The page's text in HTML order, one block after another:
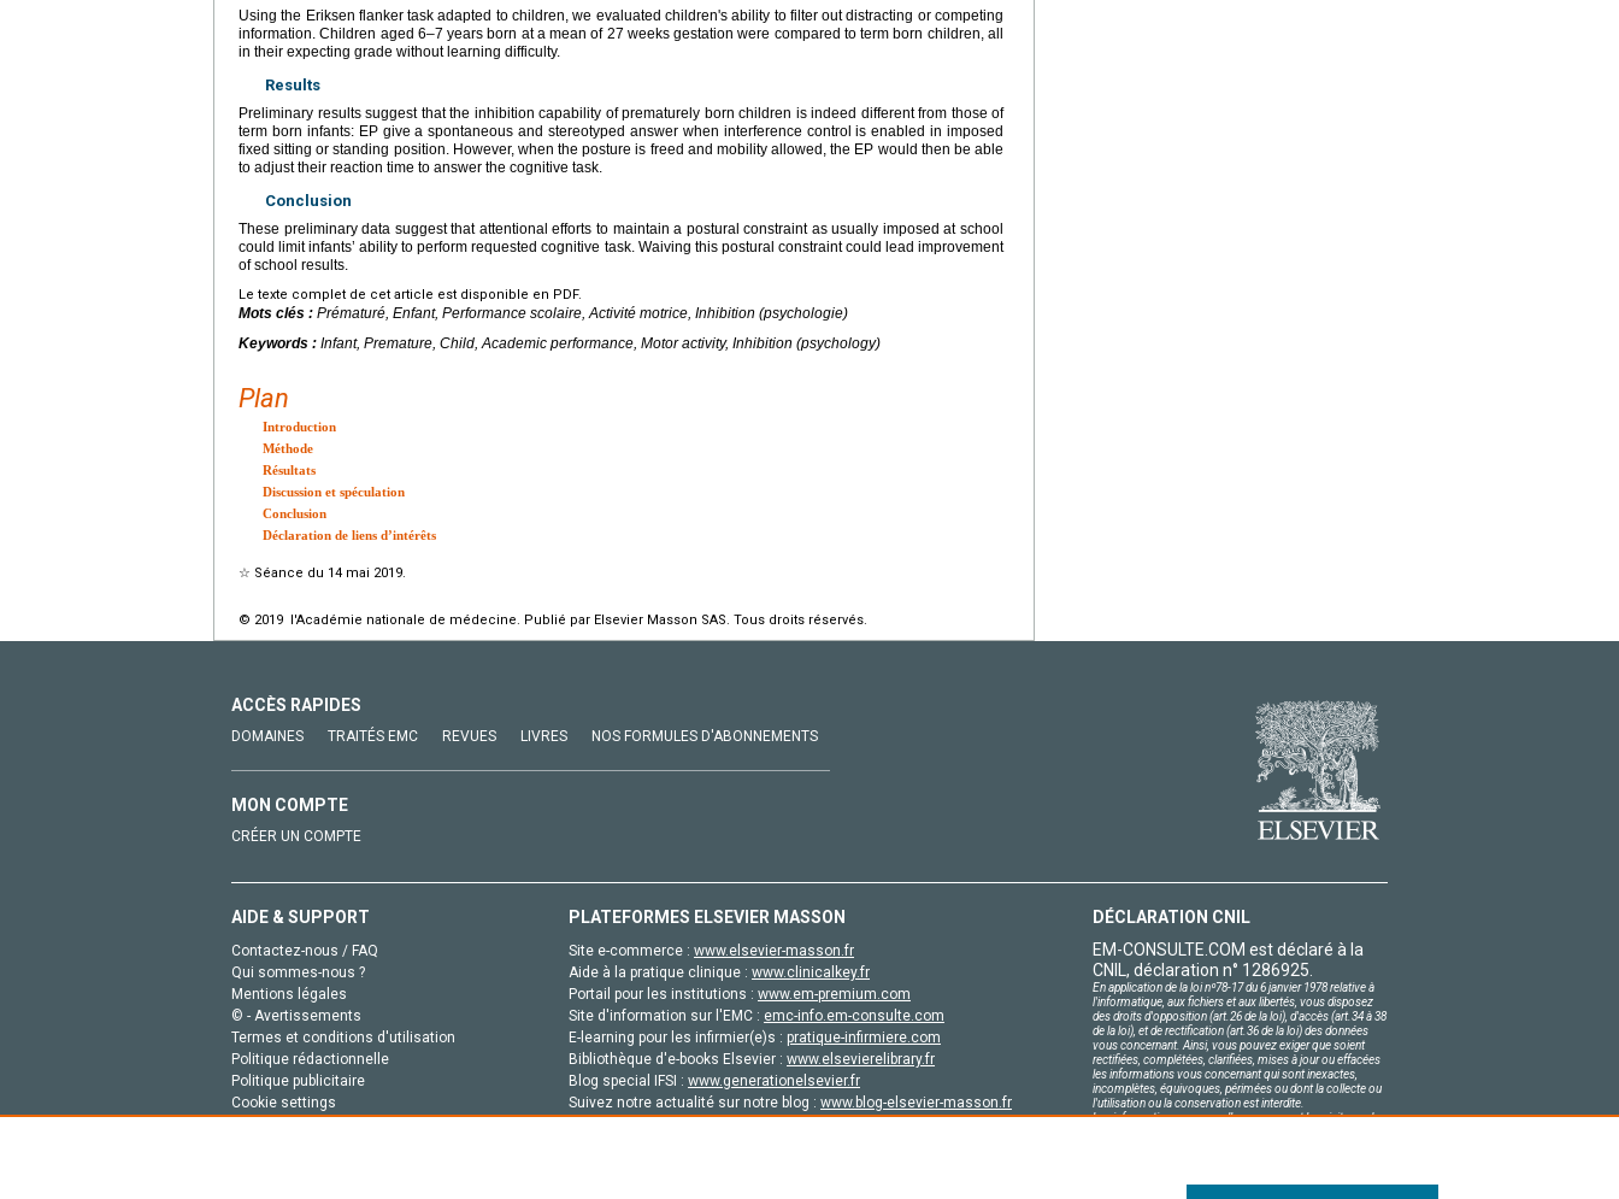
Using the Eriksen flanker task adapted to children, we evaluated children's ability to filter out distracting or competing
information. Children aged 6–7 years born at a mean of 27 weeks gestation were compared to term born children, all
in their expecting grade without learning difficulty.
Results
Preliminary results suggest that the inhibition capability of prematurely born children is indeed different from those of
term born infants: EP give a spontaneous and stereotyped answer when interference control is enabled in imposed
fixed sitting or standing position. However, when the posture is freed and mobility allowed, the EP would then be able
to adjust their reaction time to answer the cognitive task.
Conclusion
These preliminary data suggest that attentional efforts to maintain a postural constraint as usually imposed at school
could limit infants’ ability to perform requested cognitive task. Waiving this postural constraint could lead improvement
of school results.
Le texte complet de cet article est disponible en PDF.
Mots clés : Prématuré, Enfant, Performance scolaire, Activité motrice, Inhibition (psychologie)
Keywords : Infant, Premature, Child, Academic performance, Motor activity, Inhibition (psychology)
Plan
Introduction
Méthode
Résultats
Discussion et spéculation
Conclusion
Déclaration de liens d’intérêts
☆ Séance du 14 mai 2019.
© 2019 l'Académie nationale de médecine. Publié par Elsevier Masson SAS. Tous droits réservés.
ACCÈS RAPIDES
DOMAINES TRAITÉS EMC REVUES LIVRES NOS FORMULES D'ABONNEMENTS
MON COMPTE
CRÉER UN COMPTE
AIDE & SUPPORT
Contactez-nous / FAQ
Qui sommes-nous ?
Mentions légales
© - Avertissements
Termes et conditions d'utilisation
Politique rédactionnelle
Politique publicitaire
Cookie settings
PLATEFORMES ELSEVIER MASSON
Site e-commerce : www.elsevier-masson.fr
Aide à la pratique clinique : www.clinicalkey.fr
Portail pour les institutions : www.em-premium.com
Site d'information sur l'EMC : emc-info.em-consulte.com
E-learning pour les infirmier(e)s : pratique-infirmiere.com
Bibliothèque d'e-books Elsevier : www.elsevierelibrary.fr
Blog special IFSI : www.generationelsevier.fr
Suivez notre actualité sur notre blog : www.blog-elsevier-masson.fr
DÉCLARATION CNIL
EM-CONSULTE.COM est déclaré à la
CNIL, déclaration n° 1286925.
En application de la loi nº78-17 du 6 janvier 1978 relative à
l'informatique, aux fichiers et aux libertés, vous disposez
des droits d'opposition (art.26 de la loi), d'accès (art.34 à 38
de la loi), et de rectification (art.36 de la loi) des données
vous concernant. Ainsi, vous pouvez exiger que soient
rectifiées, complétées, clarifiées, mises à jour ou effacées
les informations vous concernant qui sont inexactes,
incomplètes, équivoques, périmées ou dont la collecte ou
l'utilisation ou la conservation est interdite.
Les informations personnelles concernant les visiteurs de